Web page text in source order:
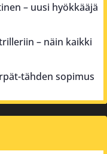
– uusi hyökkääjä
– näin kaikki
tähden sopimus